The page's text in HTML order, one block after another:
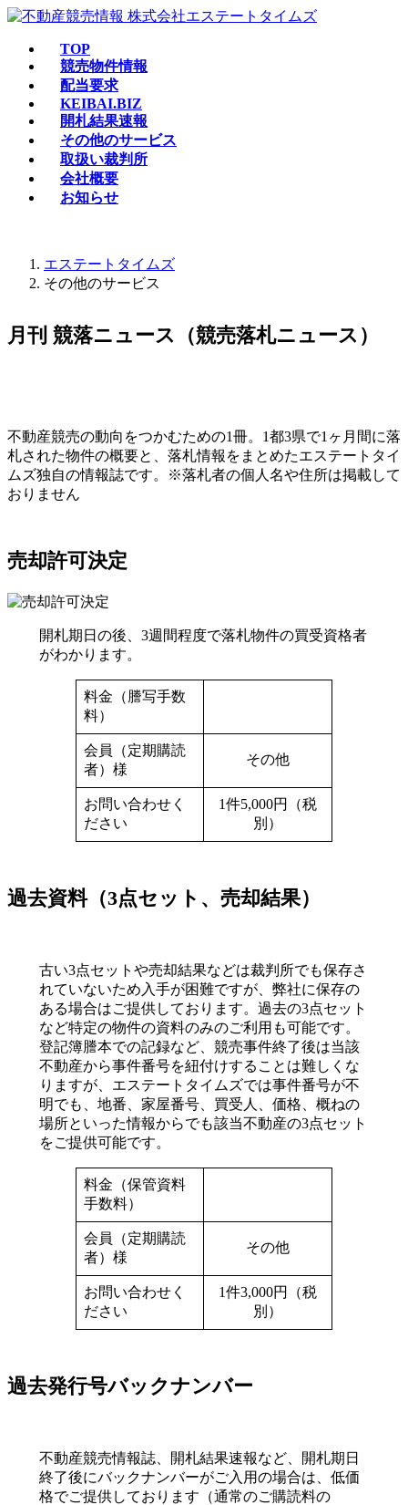
コ
ナ
TOP
競売物件情報
配当要求
KEIBAI.BIZ
開札結果速報
その他のサービス
取扱い裁判所
会社概要
お知らせ
エステートタイムズ
その他のサービス
月刊 競落ニュース（競売落札ニュース）
不動産競売の動向をつかむための1冊。1都3県で1ヶ月間に落
札された物件の概要と、落札情報をまとめたエステートタイ
ムズ独自の情報誌です。※落札者の個人名や住所は掲載して
おりません
売却許可決定
開札期日の後、3週間程度で落札物件の買受資格者
がわかります。
料金（謄写手数
料）
会員（定期購読
者）様
その他
お問い合わせく
ださい
1件5,000円（税
別）
過去資料（3点セット、売却結果）
古い3点セットや売却結果などは裁判所でも保存さ
れていないため入手が困難ですが、弊社に保存の
ある場合はご提供しております。過去の3点セット
など特定の物件の資料のみのご利用も可能です。
登記簿謄本での記録など、競売事件終了後は当該
不動産から事件番号を紐付けすることは難しくな
りますが、エステートタイムズでは事件番号が不
明でも、地番、家屋番号、買受人、価格、概ねの
場所といった情報からでも該当不動産の3点セット
をご提供可能です。
料金（保管資料
手数料）
会員（定期購読
者）様
その他
お問い合わせく
ださい
1件3,000円（税
別）
過去発行号バックナンバー
不動産競売情報誌、開札結果速報など、開札期日
終了後にバックナンバーがご入用の場合は、低価
格でご提供しております（通常のご購読料の